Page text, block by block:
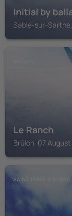
Initial by
Sable-sur-
Le Ranch
Brûlon, 07
SAINT-DENIS-D'ANJOU